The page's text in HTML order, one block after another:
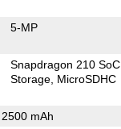
5-MP
Snapdragon 210 SoC
Storage MicroSDHC
2500 mAh